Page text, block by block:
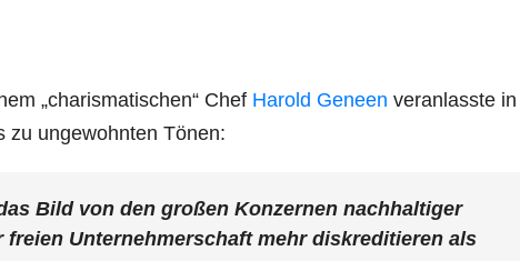
„charismatischen“ Chef Harold Geneen veranlasste in
zu ungewohnten Tönen:
Bild von den großen Konzernen nachhaltiger
Unternehmerschaft mehr diskreditieren als